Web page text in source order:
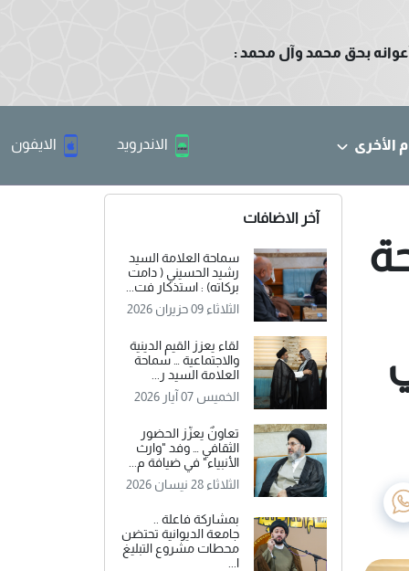
بحق محمد وآل محمد :
الأخرى الاندرويد الايفون
آخر الاضافات
سماحة العلامة السيد
رشيد الحسيني ( دامت
بركاته) : استذكار فت...
الثلاثاء 09 حزيران 2026
لقاء يعزز القيم الدينية
والاجتماعية … سماحة
العلامة السيد ر...
الخميس 07 آيار 2026
تعاونٌ يعزّز الحضور
الثقافي … وفد "وارث
الأنبياء" في ضيافة م...
الثلاثاء 28 نيسان 2026
بمشاركة فاعلة ..
جامعة الديوانية تحتضن
محطات مشروع التبليغ
ا...